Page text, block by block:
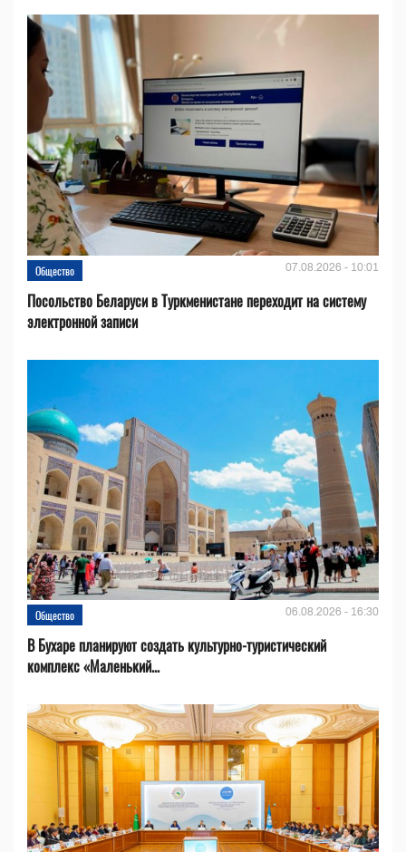
Общество 07.08.2026 - 10:01
Посольство Беларуси в Туркменистане переходит на систему
электронной записи
Общество 06.08.2026 - 16:30
В Бухаре планируют создать культурно-туристический
комплекс «Маленький...